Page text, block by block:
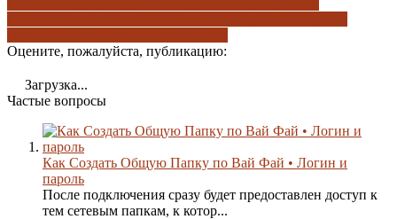
Оцените, пожалуйста, публикацию:
Загрузка...
Частые вопросы
Как Создать Общую Папку по Вай Фай • Логин и
пароль
После подключения сразу будет предоставлен доступ к
тем сетевым папкам, к котор...